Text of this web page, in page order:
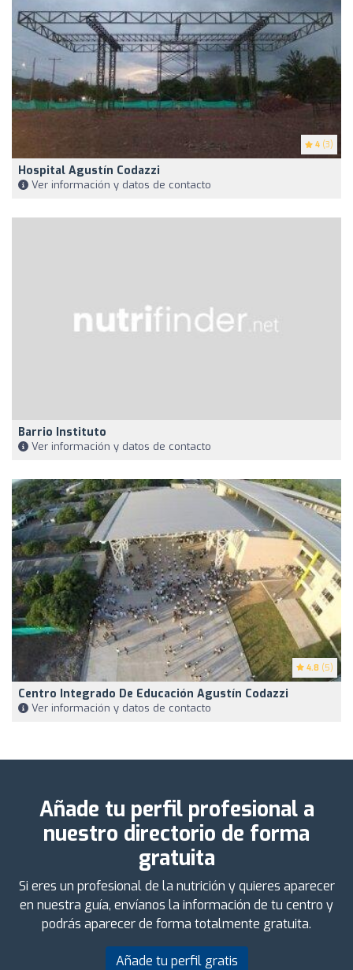
4 (3)
Hospital Agustín Codazzi
Ver información y datos de contacto
Barrio Instituto
Ver información y datos de contacto
4.8 (5)
Centro Integrado De Educación Agustín Codazzi
Ver información y datos de contacto
Añade tu perfil profesional a
nuestro directorio de forma
gratuita
Si eres un profesional de la nutrición y quieres aparecer
en nuestra guía, envíanos la información de tu centro y
podrás aparecer de forma totalmente gratuita.
Añade tu perfil gratis